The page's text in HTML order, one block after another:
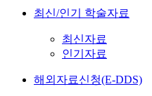
최신/인기 학술자료
최신자료
인기자료
해외자료신청(E-DDS)